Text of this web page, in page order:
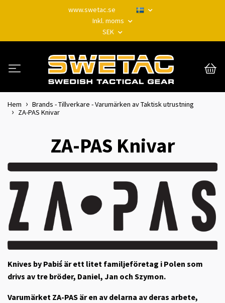
www.swetac.se
Inkl. moms
SEK
Hem
Brands - Tillverkare - Varumärken av Taktisk utrustning
ZA-PAS Knivar
ZA-PAS Knivar
Knives by Pabiś är ett litet familjeföretag i Polen som
drivs av tre bröder, Daniel, Jan och Szymon.
Varumärket ZA-PAS är en av delarna av deras arbete,